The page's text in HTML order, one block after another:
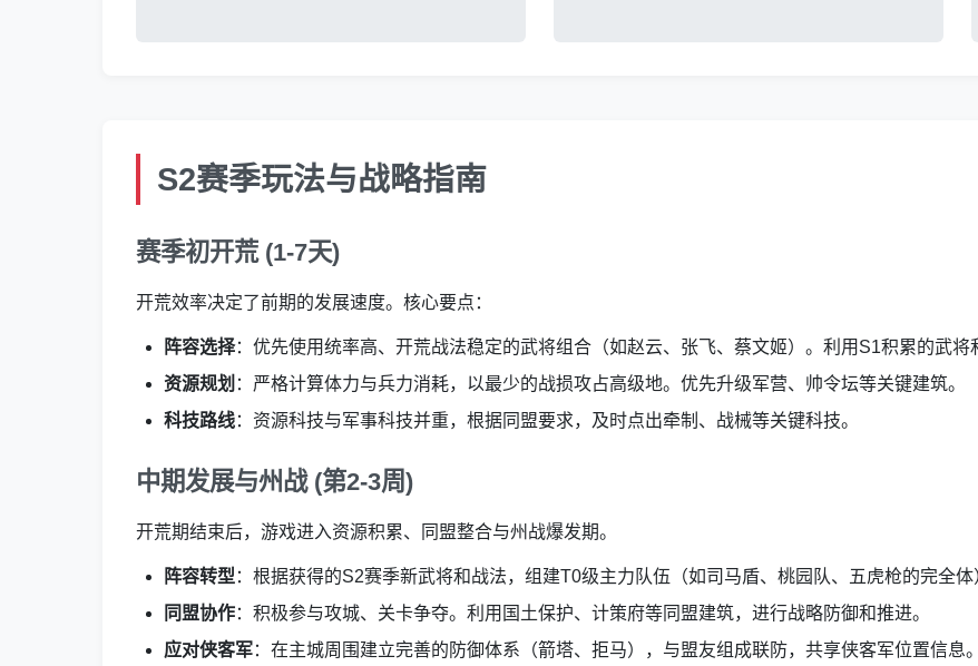
S2赛季玩法与战略指南
赛季初开荒 (1-7天)
开荒效率决定了前期的发展速度。核心要点：
阵容选择：优先使用统率高、开荒战法稳定的武将组合（如赵云、张飞、蔡文姬）。利用S1积累的武将
资源规划 ：严格计算体力与兵力消耗，以最少的战损攻占高级地。优先升级军营、帅令坛等关键建筑。
科技路线：资源科技与军事科技并重，根据同盟要求，及时点出牵制、战械等关键科技。
中期发展与州战 (第2-3周)
开荒期结束后，游戏进入资源积累、同盟整合与州战爆发期。
阵容转型 ：根据获得的S2赛季新武将和战法，组建T0级主力队伍（如司马盾、桃园队、五虎枪的完全体
同盟协作：积极参与攻城、关卡争夺。利用国土保护、计策府等同盟建筑，进行战略防御和推进。
应对侠客军：在主城周围建立完善的防御体系（箭塔、拒马），与盟友组成联防，共享侠客军位置信息。